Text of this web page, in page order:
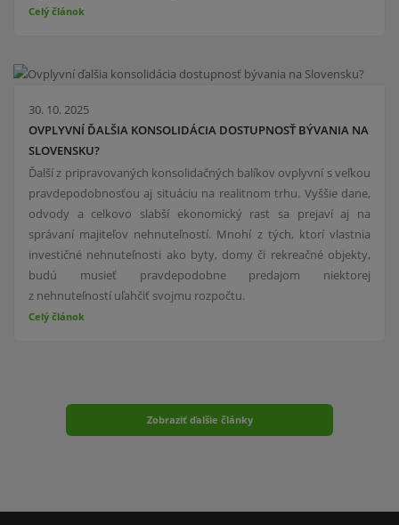
Celý článok
30. 10. 2025
OVPLYVNÍ ĎALŠIA KONSOLIDÁCIA DOSTUPNOSŤ BÝVANIA NA
SLOVENSKU?
Ďalší z pripravovaných konsolidačných balíkov ovplyvní s veľkou
pravdepodobnosťou aj situáciu na realitnom trhu. Vyššie dane,
odvody a celkovo slabší ekonomický rast sa prejaví aj na
správaní majiteľov nehnuteľností. Mnohí z tých, ktorí vlastnia
investičné nehnuteľnosti ako byty, domy či rekreačné objekty,
budú musieť pravdepodobne predajom niektorej
z nehnuteľností uľahčiť svojmu rozpočtu.
Celý článok
Zobraziť ďalšie články